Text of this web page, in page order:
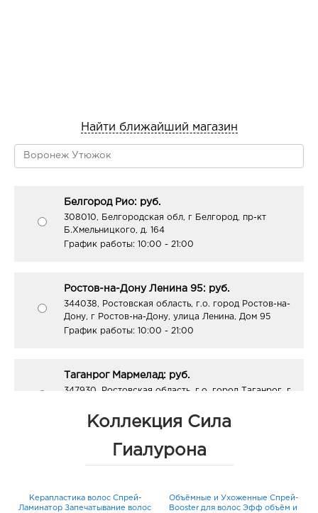
Найти ближайший магазин
Белгород Рио: руб.
308010, Белгородская обл, г Белгород, пр-кт
Б.Хмельницкого, д. 164
График работы: 10:00 - 21:00
Ростов-на-Дону Ленина 95: руб.
344038, Ростовская область, г.о. город Ростов-на-
Дону, г Ростов-на-Дону, улица Ленина, Дом 95
График работы: 10:00 - 21:00
Таганрог Мармелад: руб.
347930, Ростовская область, г.о. город Таганрог, г
График работы:10:00 - 22:00
График работы:
10:00 - 21:00
Коллекция Сила
Гиалурона
Керапластика волос Спрей-
Ламинатор Запечатывание волос
Объёмные и Ухоженные Спрей-
Booster для волос Эфф объём и